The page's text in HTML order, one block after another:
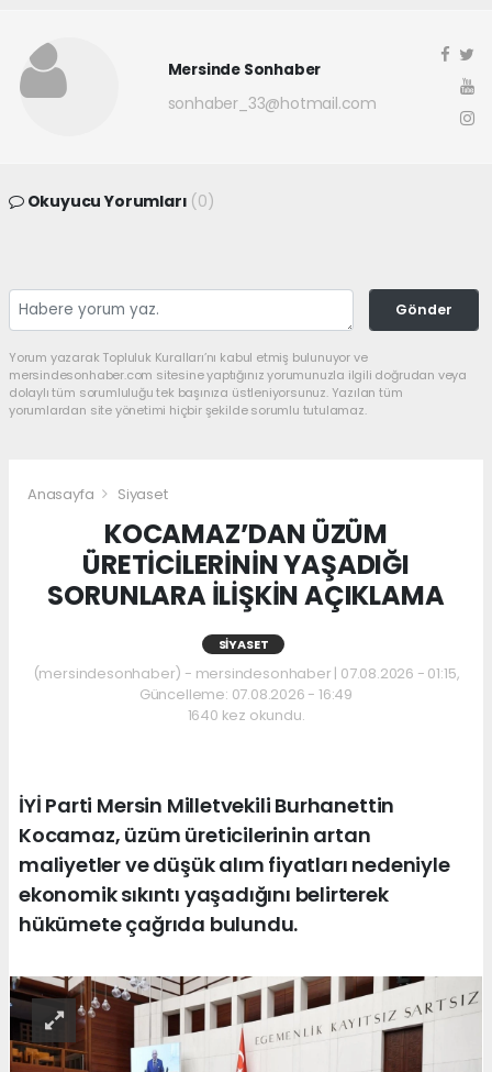
Mersinde Sonhaber
sonhaber_33@hotmail.com
Okuyucu Yorumları (0)
Gönder
Yorum yazarak Topluluk Kuralları’nı kabul etmiş bulunuyor ve
mersindesonhaber.com sitesine yaptığınız yorumunuzla ilgili doğrudan veya
dolaylı tüm sorumluluğu tek başınıza üstleniyorsunuz. Yazılan tüm
yorumlardan site yönetimi hiçbir şekilde sorumlu tutulamaz.
Anasayfa Siyaset
KOCAMAZ’DAN ÜZÜM
ÜRETİCİLERİNİN YAŞADIĞI
SORUNLARA İLİŞKİN AÇIKLAMA
SIYASET
(mersindesonhaber) - mersindesonhaber | 07.08.2026 - 01:15,
Güncelleme: 07.08.2026 - 16:49
1640 kez okundu.
İYİ Parti Mersin Milletvekili Burhanettin
Kocamaz, üzüm üreticilerinin artan
maliyetler ve düşük alım fiyatları nedeniyle
ekonomik sıkıntı yaşadığını belirterek
hükümete çağrıda bulundu.